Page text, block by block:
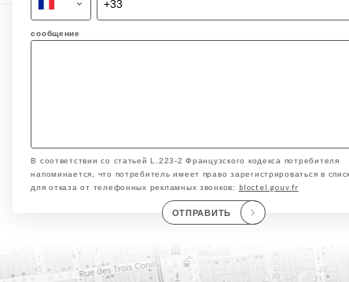
сообщение
В соответствии со статьей L.223-2 Французского кодекса потребителя
напоминается, что потребитель имеет право зарегистрироваться в
для отказа от телефонных рекламных звонков:
bloctel.gouv.fr
ОТПРАВИТЬ